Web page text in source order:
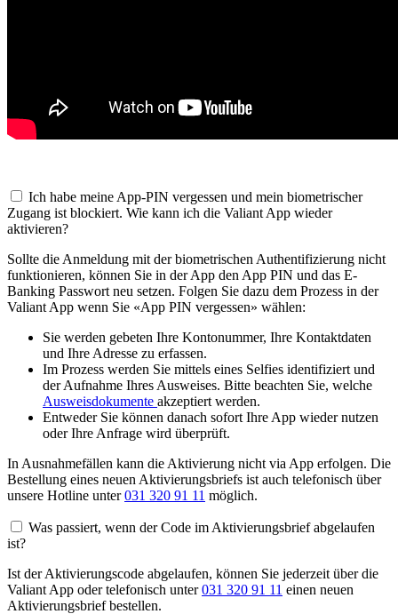
Ich habe meine App-PIN vergessen und mein biometrischer
Zugang ist blockiert. Wie kann ich die Valiant App wieder
aktivieren?
Sollte die Anmeldung mit der biometrischen Authentifizierung nicht
funktionieren, können Sie in der App den App PIN und das E-
Banking Passwort neu setzen. Folgen Sie dazu dem Prozess in der
Valiant App wenn Sie «App PIN vergessen» wählen:
Sie werden gebeten Ihre Kontonummer, Ihre Kontaktdaten
und Ihre Adresse zu erfassen.
Im Prozess werden Sie mittels eines Selfies identifiziert und
der Aufnahme Ihres Ausweises. Bitte beachten Sie, welche
Ausweisdokumente akzeptiert werden.
Entweder Sie können danach sofort Ihre App wieder nutzen
oder Ihre Anfrage wird überprüft.
In Ausnahmefällen kann die Aktivierung nicht via App erfolgen. Die
Bestellung eines neuen Aktivierungsbriefs ist auch telefonisch über
unsere Hotline unter031 320 91 11 möglich.
Was passiert, wenn der Code im Aktivierungsbrief abgelaufen
ist?
Ist der Aktivierungscode abgelaufen, können Sie jederzeit über die
Valiant App oder telefonisch unter031 320 91 11 einen neuen
Aktivierungsbrief bestellen.